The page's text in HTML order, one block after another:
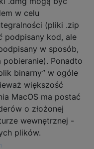
w celu
(pliki .zip
podpisany kod, ale
w sposób,
Ponadto
binarny” w ogóle
większość
MacOS ma postać
o złożonej
wewnętrznej -
plików.